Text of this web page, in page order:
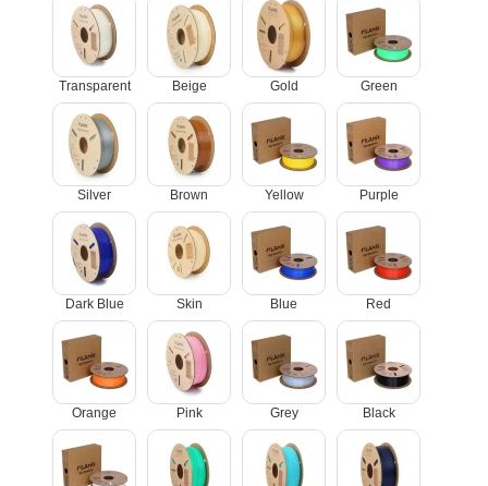
Transparent Beige Gold Green
Silver Brown Yellow Purple
Dark Blue Skin Blue Red
Orange Pink Grey Black